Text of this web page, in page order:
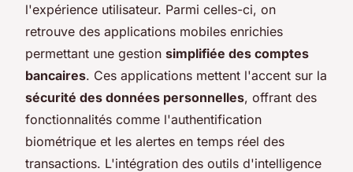
l'expérience utilisateur. Parmi celles-ci, on
retrouve des applications mobiles enrichies
permettant une gestion simplifiée des comptes
bancaires. Ces applications mettent l'accent sur la
sécurité des données personnelles, offrant des
fonctionnalités comme l'authentification
biométrique et les alertes en temps réel des
transactions. L'intégration des outils d'intelligence